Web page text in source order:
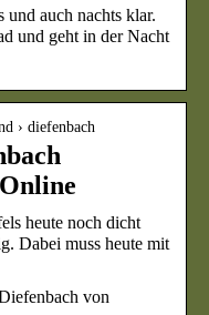
und auch nachts klar.
und geht in der Nacht
› diefenbach
heute noch dicht
Dabei muss heute mit
von